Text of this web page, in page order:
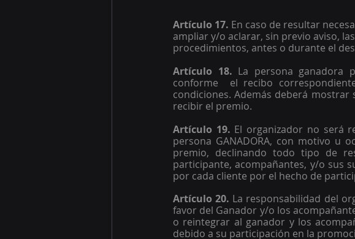
Artículo 17. En caso de resultar
ampliar y/o aclarar, sin previo aviso,
procedimientos, antes o durante el
Artículo 18. La persona ganadora
conforme  el recibo
condiciones. Además deberá
recibir el premio.
Artículo 19. El organizador no será
persona GANADORA, con motivo u
premio, declinando todo tipo de
participante, acompañantes, y/o sus
por cada cliente por el hecho de
Artículo 20. La responsabilidad del
favor del Ganador y/o los
o reintegrar al ganador y los
debido a su participación en la